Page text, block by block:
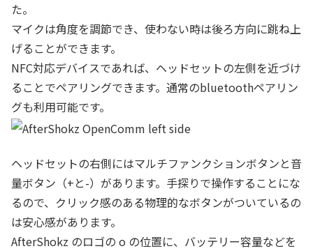
た。
マイクは角度を調節でき、使わない時は後ろ方向に跳ね上
げることができます。
NFC対応デバイスであれば、ヘッドセットの左側を近づけ
ることでペアリングできます。通常のbluetoothペアリン
グも利用可能です。
ヘッドセットの右側にはマルチファンクションボタンと音
量ボタン（+と-）があります。手探りで操作することにな
るので、クリック感のある物理的なボタンがついているの
は安心感があります。
AfterShokz のロゴの o の位置に、バッテリー容量などを